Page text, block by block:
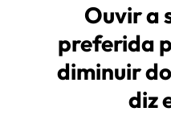
Ouvir a
preferida
diminuir
diz